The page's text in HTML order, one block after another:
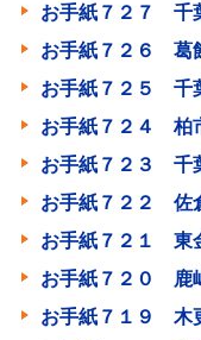
お手紙７２７ 千
お手紙７２６ 葛
お手紙７２５ 千
お手紙７２４ 柏
お手紙７２３ 千
お手紙７２２ 佐
お手紙７２１ 東
お手紙７２０ 鹿
お手紙７１９ 木